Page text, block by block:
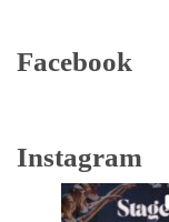
Facebook
Instagram